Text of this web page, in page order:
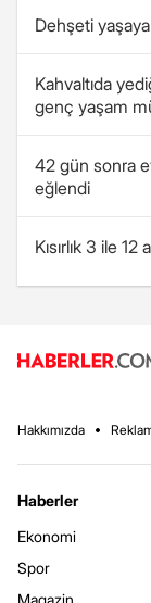
Dehşeti
Kahvaltıda
genç yaşam
42 gün sonra
eğlendi
Kısırlık 3 ile
Hakkımızda
Haberler
Ekonomi
Spor
Magazin